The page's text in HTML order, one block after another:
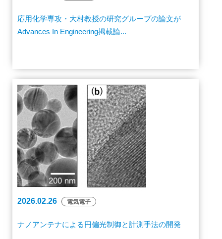
応用化学専攻・大村教授の研究グループの論文が
Advances In Engineering掲載論...
2026.02.26 電気電子
ナノアンテナによる円偏光制御と計測手法の開発